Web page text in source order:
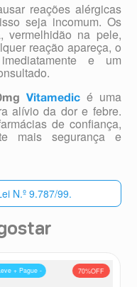
reações alérgicas
seja incomum. Os
vermelhidão na pele,
reação apareça, o
e um
Vitamedic
é uma
alívio da dor e febre.
de confiança,
mais segurança e
N.º 9.787/99.
70%OFF
+ Pague -